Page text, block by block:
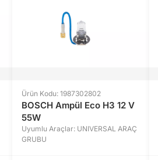
Ürün Kodu: 1987302802
BOSCH Ampül Eco H3 12 V
55W
Uyumlu Araçlar: UNIVERSAL ARAÇ
GRUBU